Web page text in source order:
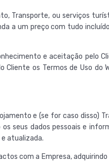
Transporte, ou serviços
a um preço com tudo
e aceitação pelo
os Termos de Uso do
e (se for caso disso)
seus dados pessoais e
atualizada.
com a Empresa, adquirindo